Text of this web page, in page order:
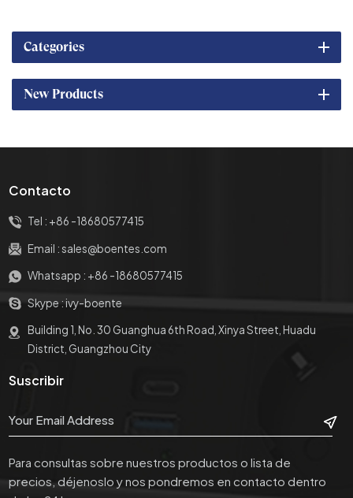
Categories
New Products
Contacto
Tel : +86 -18680577415
Email :sales@boentes.com
Whatsapp : +86 -18680577415
Skype : ivy-boente
Building 1, No. 30 Guanghua 6th Road, Xinya Street, Huadu
District, Guangzhou City
Suscribir
Para consultas sobre nuestros productos o lista de
precios, déjenoslo y nos pondremos en contacto dentro